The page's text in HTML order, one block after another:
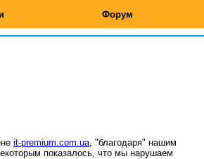
Форум
it-premium.com.ua , "благодаря" нашим
показалось, что мы нарушаем